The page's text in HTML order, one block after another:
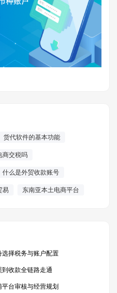
货代软件的基本功能
商交税吗
什么是外贸收款账号
易 东南亚本土电商平台
择税务与账户配置
收款全链路走通
台审核与经营规划